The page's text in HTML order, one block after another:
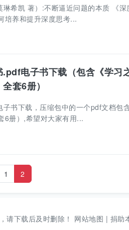
希凯 著）:不断逼近问题的本质 《
培养和提升深度思考...
电子书下载（包含《学习
套6册）
书下载，压缩包中的一个pdf文档包
6册）,希望对大家有用...
1 2
请下载后及时删除！ 网站地图 | 捐助